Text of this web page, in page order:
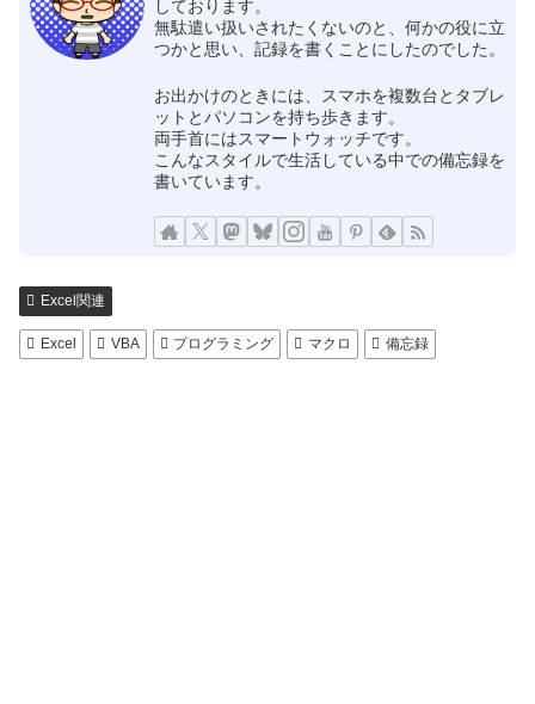
しております。
無駄遣い扱いされたくないのと、何かの役に立
つかと思い、記録を書くことにしたのでした。
お出かけのときには、スマホを複数台とタブレ
ットとパソコンを持ち歩きます。
両手首にはスマートウォッチです。
こんなスタイルで生活している中での備忘録を
書いています。
Excel関連
Excel VBA プログラミング マクロ 備忘録